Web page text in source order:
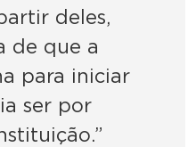
deles,
de que a
para iniciar
ser por